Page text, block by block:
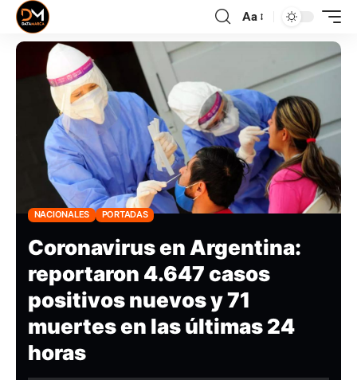
Aa
NACIONALES PORTADAS
Coronavirus en Argentina:
reportaron 4.647 casos
positivos nuevos y 71
muertes en las últimas 24
horas